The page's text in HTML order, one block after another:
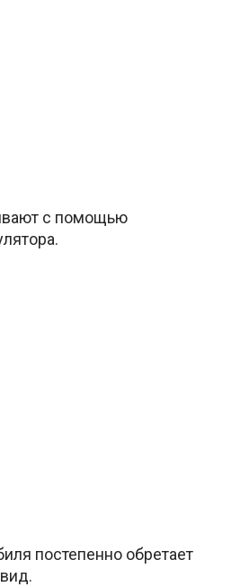
с помощью
постепенно обретает